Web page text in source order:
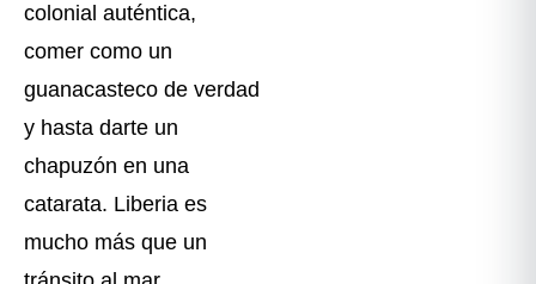
colonial auténtica,
comer como un
guanacasteco de verdad
y hasta darte un
chapuzón en una
catarata. Liberia es
mucho más que un